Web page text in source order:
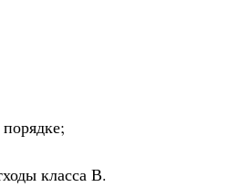
класса В.